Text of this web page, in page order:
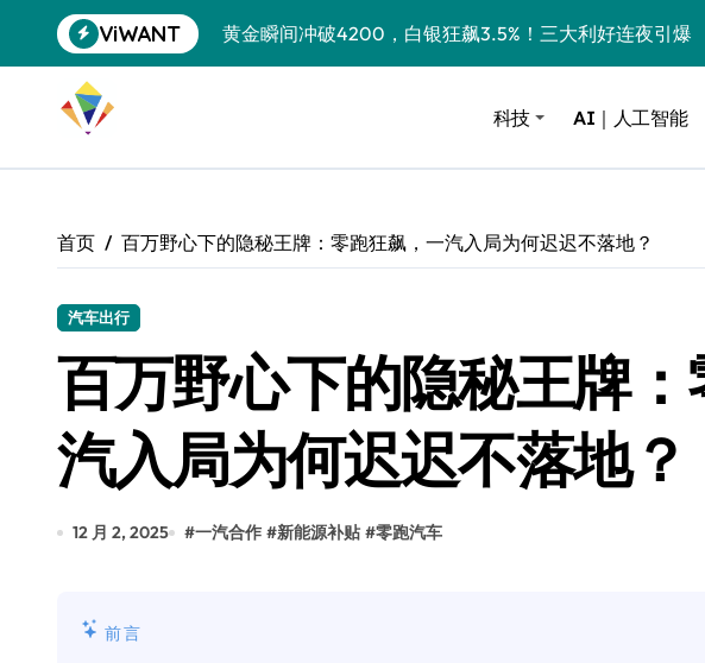
到
ViWANT
黄金瞬间冲破4200，白银狂飙3.5%！三大利好连夜引爆
Peloton 新车实测：屏幕能转、风扇怼脸，但最狠的是那
Xbox七月大崩盘：裁员3200、卖工作室、网络瘫了，微
谷歌DeepMind创始人辞去CEO，但继续“垂帘听政”？
400层堆叠、性能翻倍 三星把最新存储技术给了AI
召回X9、合作大众遇冷、高端梦碎：小鹏的“多事之夏”
比Model 3便宜？不，比Model 3有面儿——试驾雷克萨斯
科技 AI｜人工智能
首页 百万野心下的隐秘王牌：零跑狂飙，一汽入局为何迟迟不落地？
汽车出行
百万野心下的隐秘王牌
汽入局为何迟迟不落地？
12 月 2, 2025 #一汽合作 #新能源补贴 #零跑汽车
前言